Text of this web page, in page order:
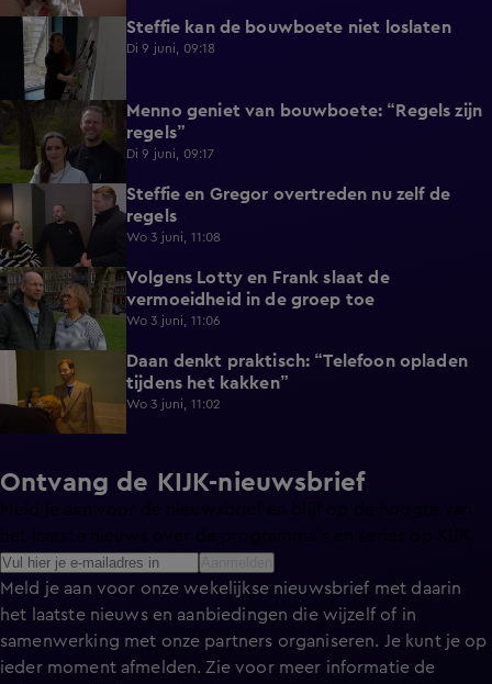
0:55 Steffie kan de bouwboete niet loslaten
Di 9 juni, 09:18
Menno geniet van bouwboete: “Regels zijn
regels”
Di 9 juni, 09:17
1:13
Steffie en Gregor overtreden nu zelf de
regels
Wo 3 juni, 11:08
0:40
Volgens Lotty en Frank slaat de
vermoeidheid in de groep toe
Wo 3 juni, 11:06
0:49
Daan denkt praktisch: “Telefoon opladen
tijdens het kakken”
Wo 3 juni, 11:02
Ontvang de KIJK-nieuwsbrief
Meld je aan voor onze wekelijkse nieuwsbrief met daarin
het laatste nieuws en aanbiedingen die wijzelf of in
samenwerking met onze partners organiseren. Je kunt je op
ieder moment afmelden. Zie voor meer informatie de